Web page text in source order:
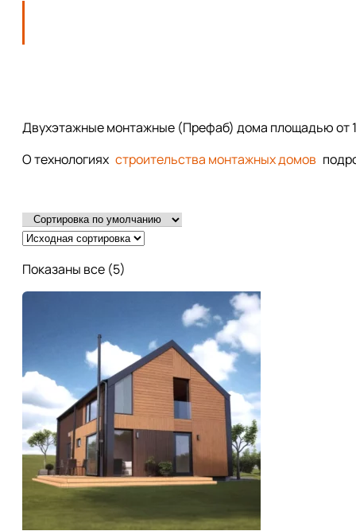
Двухэтажные монтажные (Префаб) дома площадью от
О технологиях строительства монтажных домов
Показаны все (5)